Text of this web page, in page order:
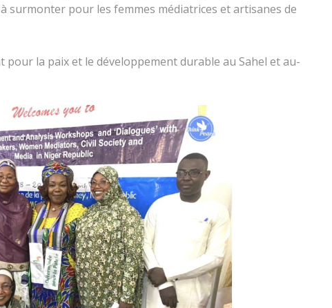
surmonter pour les femmes médiatrices et artisanes de
la paix et le développement durable au Sahel et au-